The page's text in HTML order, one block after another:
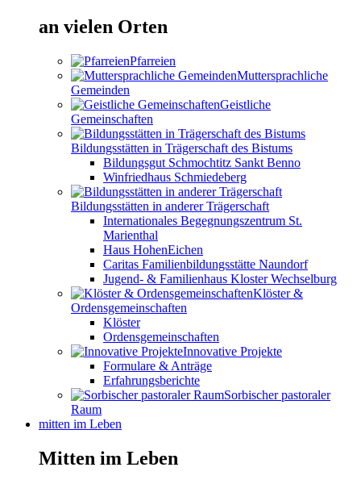
an vielen Orten
Pfarreien
Muttersprachliche
Gemeinden
Geistliche
Gemeinschaften
Bildungsstätten in Trägerschaft des Bistums
Bildungsgut Schmochtitz Sankt Benno
Winfriedhaus Schmiedeberg
Bildungsstätten in anderer Trägerschaft
Internationales Begegnungszentrum St.
Marienthal
Haus HohenEichen
Caritas Familienbildungsstätte Naundorf
Jugend- & Familienhaus Kloster Wechselburg
Klöster &
Ordensgemeinschaften
Klöster
Ordensgemeinschaften
Innovative Projekte
Formulare & Anträge
Erfahrungsberichte
Sorbischer pastoraler
Raum
mitten im Leben
Mitten im Leben